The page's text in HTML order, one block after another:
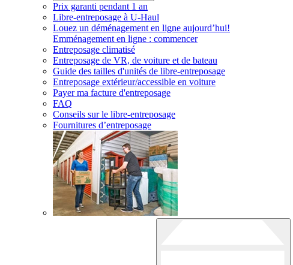
Prix garanti pendant 1 an
Libre-entreposage à U-Haul
Louez un déménagement en ligne aujourd’hui!
Emménagement en ligne : commencer
Entreposage climatisé
Entreposage de VR, de voiture et de bateau
Guide des tailles d'unités de libre-entreposage
Entreposage extérieur/accessible en voiture
Payer ma facture d'entreposage
FAQ
Conseils sur le libre-entreposage
Fournitures d’entreposage